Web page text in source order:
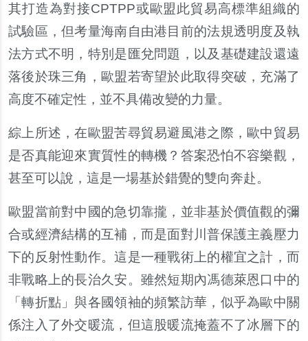
其打造為對接CPTPP或歐盟此貿易高標準組織的
試驗區，但考量海南自由港目前的法規透明度及執
法方式不明，特別是匯兌問題，以及基礎建設還遠
落後於珠三角，歐盟若寄望於此取得突破，充滿了
高度不確定性，並不具備改變的力量。
綜上所述，在歐盟苦尋貿易避風港之際，歐中貿易
是否真能迎來實質性的轉機？答案恐怕不容樂觀，
甚至可以說，這是一場基於錯覺的雙向奔赴。
歐盟當前對中國的急切靠攏，並非基於價值觀的彌
合或經濟結構的互補，而是面對川普保護主義壓力
下的反射性動作。這是一種戰術上的權宜之計，而
非戰略上的長治久安。雖然短期內馮德萊恩口中的
「轉折點」與各國領袖的頻繁訪華，似乎為歐中關
係注入了外交暖流，但這股暖流掩蓋不了冰層下的